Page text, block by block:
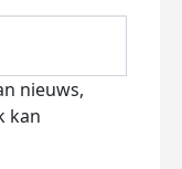
nieuws,
kan